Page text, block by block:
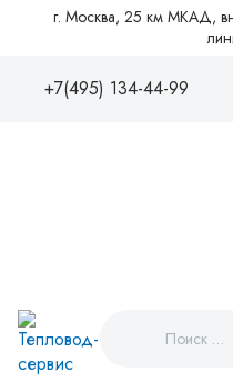
г. Москва, 25 км МКАД,
+7(495) 134-44-99
сторона, ТК